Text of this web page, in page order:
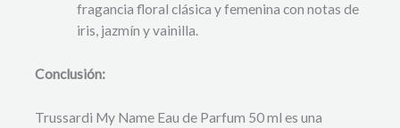
fragancia floral clásica y femenina con notas de
iris, jazmín y vainilla.
Conclusión:
Trussardi My Name Eau de Parfum 50 ml es una